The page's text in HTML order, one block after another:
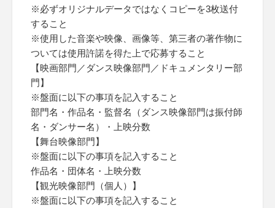
※必ずオリジナルデータではなくコピーを3枚送付
すること
※使用した音楽や映像、画像等、第三者の著作物に
ついては使用許諾を得た上で応募すること
【映画部門／ダンス映像部門／ドキュメンタリー部
門】
※盤面に以下の事項を記入すること
部門名・作品名・監督名（ダンス映像部門は振付師
名・ダンサー名）・上映分数
【舞台映像部門】
※盤面に以下の事項を記入すること
作品名・団体名・上映分数
【観光映像部門（個人）】
※盤面に以下の事項を記入すること